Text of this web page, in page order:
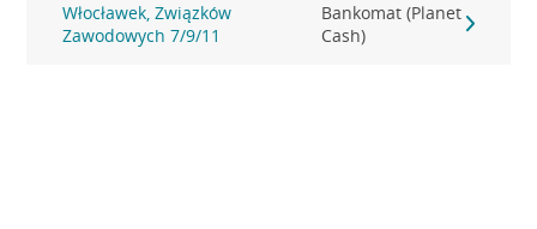
Włocławek, Związków
Zawodowych 7/9/11
Bankomat (Planet
Cash)